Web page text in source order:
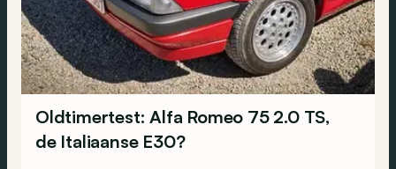
Oldtimertest: Alfa Romeo 75 2.0 TS,
de Italiaanse E30?